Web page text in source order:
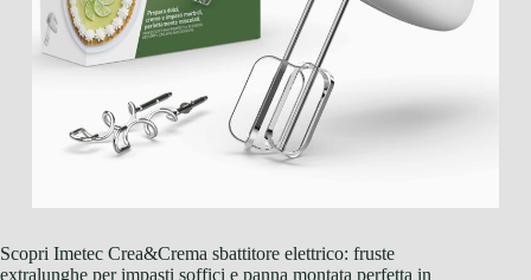
Scopri Imetec Crea&Crema sbattitore elettrico: fruste
extralunghe per impasti soffici e panna montata perfetta in